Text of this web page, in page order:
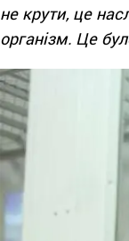
не крути, це
організм. Це